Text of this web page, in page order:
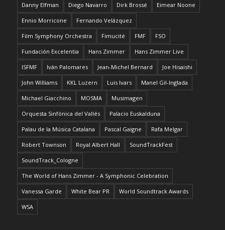
Danny Elfman Diego Navarro Dirk Brossé Eimear Noone
Ennio Morricone Fernando Velázquez
Film Symphony Orchestra Fimucité FMF FSO
Fundación Excelentia Hans Zimmer Hans Zimmer Live
ISFMF Iván Palomares Jean-Michel Bernard Joe Hisaishi
John Williams KKL Luzern Luis Ivars Manel Gil-Inglada
Michael Giacchino MOSMA Musimagen
Orquesta Sinfónica del Vallés Palacio Euskalduna
Palau de la Música Catalana Pascal Gaigne Rafa Melgar
Robert Townson Royal Albert Hall SoundTrackFest
SoundTrack_Cologne
The World of Hans Zimmer - A Symphonic Celebration
Vanessa Garde White Bear PR World Soundtrack Awards
WSA